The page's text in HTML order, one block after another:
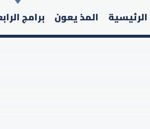
الرئيسية المذ يعون برامج